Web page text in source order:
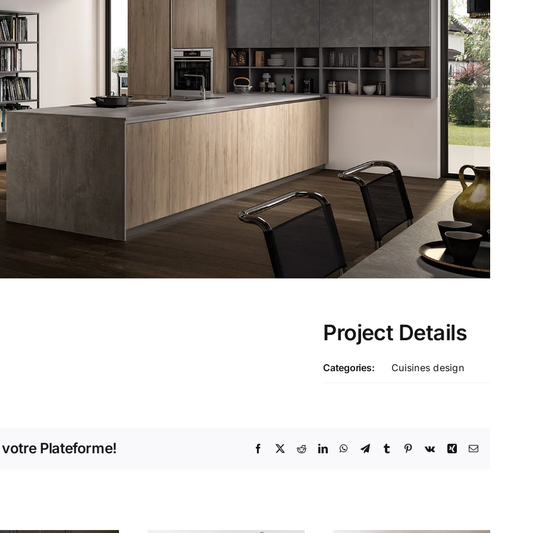
Project Details
Categories: Cuisines design
Plateforme! Facebook
X RedditLinkedInWhatsApp
TelegramTumblr Pinterest
Vk Xing Email